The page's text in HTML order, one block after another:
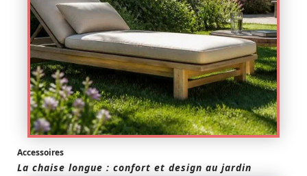
Accessoires
La chaise longue : confort et design au jardin